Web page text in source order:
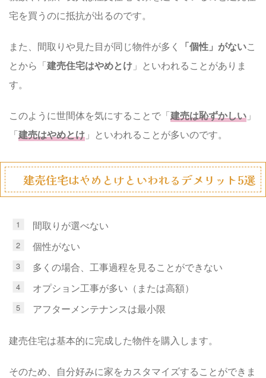
宅を買うのに抵抗が出るのです。
また、間取りや見た目が同じ物件が多く 「個性」がないこ
とから「建売住宅はやめとけ 」といわれることがありま
す。
このように世間体を気にすることで「建売は恥ずかしい 」
「建売はやめとけ 」といわれることが多いのです。
建売住宅はやめとけといわれるデメリット5選
間取りが選べない
個性がない
多くの場合、工事過程を見ることができない
オプション工事が多い（または高額）
アフターメンテナンスは最小限
建売住宅は基本的に完成した物件を購入します。
そのため、自分好みに家をカスタマイズすることができま